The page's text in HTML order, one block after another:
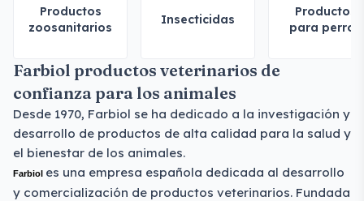
Productos
zoosanitarios
Insecticidas
Productos
para perros
Farbiol productos veterinarios de
confianza para los animales
Desde 1970, Farbiol se ha dedicado a la investigación y
desarrollo de productos de alta calidad para la salud y
el bienestar de los animales.
Farbiol es una empresa española dedicada al desarrollo
y comercialización de productos veterinarios. Fundada